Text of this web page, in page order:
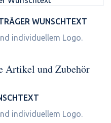
WUNSCHTEXT
individuellem Logo.
individuellem Logo.
Artikel und Zubehör